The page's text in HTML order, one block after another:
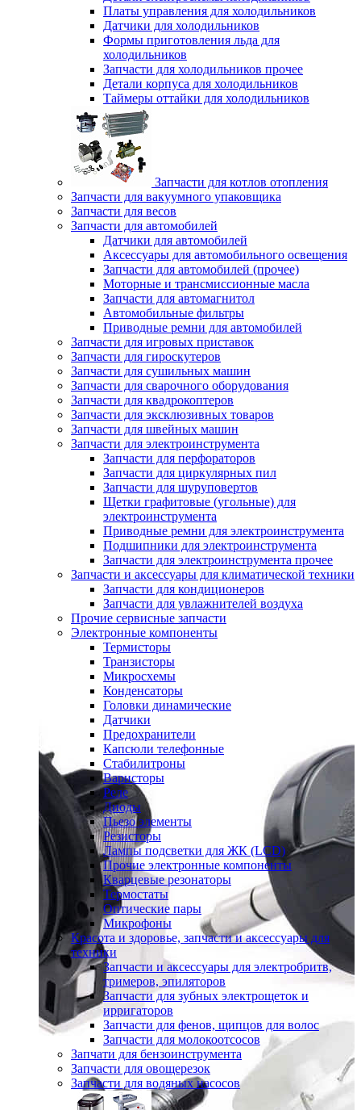
Платы управления для холодильников
Датчики для холодильников
Формы приготовления льда для
холодильников
Запчасти для холодильников прочее
Детали корпуса для холодильников
Таймеры оттайки для холодильников
Запчасти для котлов отопления
Запчасти для вакуумного упаковщика
Запчасти для весов
Запчасти для автомобилей
Датчики для автомобилей
Аксессуары для автомобильного освещения
Запчасти для автомобилей (прочее)
Моторные и трансмиссионные масла
Запчасти для автомагнитол
Автомобильные фильтры
Приводные ремни для автомобилей
Запчасти для игровых приставок
Запчасти для гироскутеров
Запчасти для сушильных машин
Запчасти для сварочного оборудования
Запчасти для квадрокоптеров
Запчасти для эксклюзивных товаров
Запчасти для швейных машин
Запчасти для электроинструмента
Запчасти для перфораторов
Запчасти для циркулярных пил
Запчасти для шуруповертов
Щетки графитовые (угольные) для
электроинструмента
Приводные ремни для электроинструмента
Подшипники для электроинструмента
Запчасти для электроинструмента прочее
Запчасти и аксессуары для климатической техники
Запчасти для кондиционеров
Запчасти для увлажнителей воздуха
Прочие сервисные запчасти
Электронные компоненты
Термисторы
Транзисторы
Микросхемы
Конденсаторы
Головки динамические
Датчики
Предохранители
Капсюли телефонные
Стабилитроны
Варисторы
Реле
Диоды
Пьезо элементы
Резисторы
Лампы подсветки для ЖК (LCD)
Прочие электронные компоненты
Кварцевые резонаторы
Термостаты
Оптические пары
Микрофоны
Красота и здоровье, запчасти и аксессуары для
техники
Запчасти и аксессуары для электробритв,
тримеров, эпиляторов
Запчасти для зубных электрощеток и
ирригаторов
Запчасти для фенов, щипцов для волос
Запчасти для молокоотсосов
Запчати для бензоинструмента
Запчасти для овощерезок
Запчасти для водяных насосов